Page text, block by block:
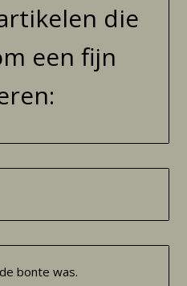
die
een fijn
bonte was.